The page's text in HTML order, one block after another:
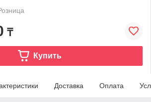
₸
Купить
Доставка Оплата